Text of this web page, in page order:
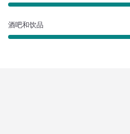
酒吧和饮品